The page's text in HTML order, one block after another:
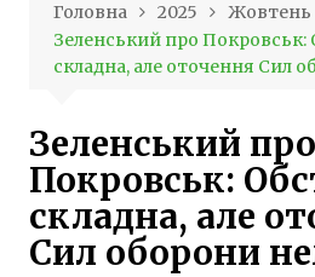
Головна 2025 Жовтень
Зеленський про Покровськ:
складна, але оточення Сил
Зеленський про
Покровськ:
складна, але
Сил оборони